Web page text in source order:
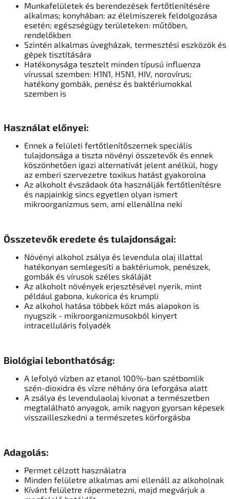
Munkafelületek és berendezések fertőtlenítésére
alkalmas; konyhában: az élelmiszerek feldolgozása
esetén; egészségügy területeken: műtőben,
rendelőkben
Szintén alkalmas üvegházak, termesztési eszközök és
gépek tisztítására
Hatékonysága tesztelt minden típusú influenza
vírussal szemben: H1N1, H5N1, HIV, norovírus;
hatékony gombák, penész és baktériumokkal
szemben is
Használat előnyei:
Ennek a felületi fertőtlenítőszernek speciális
tulajdonsága a tiszta növényi összetevők és ennek
köszönhetően igazi alternatívát jelent anélkül, hogy
az emberi szervezetre toxikus hatást gyakorolna
Az alkoholt évszádaok óta használják fertőtlenítésre
és napjainkig sincs egyetlen olyan ismert
mikroorganizmus sem, ami ellenállna neki
Összetevők eredete és tulajdonságai:
Növényi alkohol zsálya és levendula olaj illattal
hatékonyan semlegesíti a baktériumok, penészek,
gombák és vírusok széles skáláját
Az alkoholt növények erjesztésével nyerik, mint
például gabona, kukorica és krumpli
Az alkohol hatása többek közt más alapokon is
nyugszik - mikroorganizmusokból kinyert
intracelluláris folyadék
Biológiai lebonthatóság:
A lefolyó vízben az etanol 100%-ban szétbomlik
szén-dioxidra és vízre néhány óra leforgása alatt
A zsálya és levendulaolaj kivonat a természetben
megtalálható anyagok, amik nagyon gyorsan képesek
visszailleszkedni a természetes körforgásba
Adagolás:
Permet célzott használatra
Minden felületre alkalmas ami ellenáll az alkoholnak
Kívánt felületre rápermetezni, majd megvárjuk a